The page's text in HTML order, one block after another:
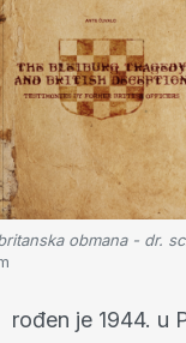
obmana - dr.
rođen je 1944. u